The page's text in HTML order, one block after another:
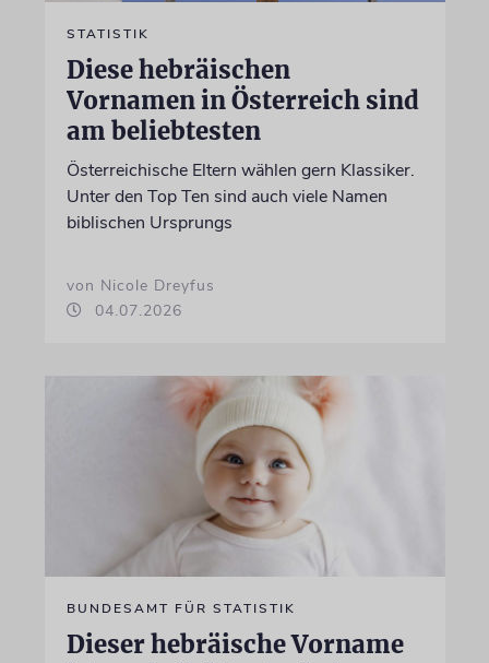
STATISTIK
Diese hebräischen
Vornamen in Österreich sind
am beliebtesten
Österreichische Eltern wählen gern Klassiker.
Unter den Top Ten sind auch viele Namen
biblischen Ursprungs
von Nicole Dreyfus
04.07.2026
BUNDESAMT FÜR STATISTIK
Dieser hebräische Vorname